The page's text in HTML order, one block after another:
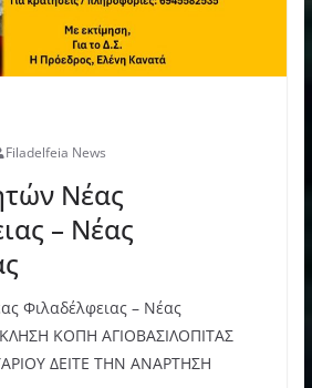
Filadelfeia News
Νέας
– Νέας
Φιλαδέλφειας – Νέας
ΚΟΠΗ ΑΓΙΟΒΑΣΙΛΟΠΙΤΑΣ
ΔΕΙΤΕ ΤΗΝ ΑΝΑΡΤΗΣΗ